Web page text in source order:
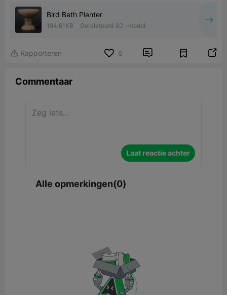
Bird Bath Planter
194.61KB Gerelateerd 3D -model
 Rapporteren 6  
Commentaar
Laat reactie achter
Alle opmerkingen(0)